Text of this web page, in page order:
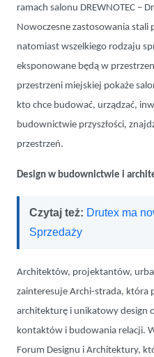
ramach salonu DREWNOTEC –
Nowoczesne zastosowania stali
natomiast wszelkiego rodzaju
eksponowane będą w
przestrzeni miejskiej pokaże
kto chce budować, urządzać,
budownictwie przyszłości,
przestrzeń.
Design w budownictwie i
Czytaj też: Drutex ma
Sprzedaży
Architektów, projektantów,
zainteresuje Archi-strada, która
architekturę i unikatowy design
kontaktów i budowania relacji.
Forum Designu i Architektury,